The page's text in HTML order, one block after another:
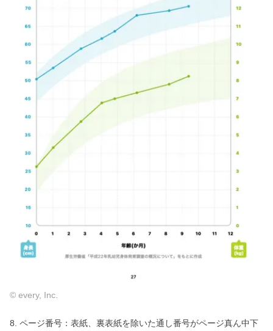
© every, Inc.
8. ページ番号：表紙、裏表紙を除いた通し番号がページ真ん中下